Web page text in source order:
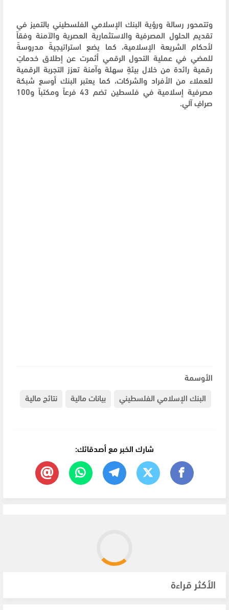
وتتمحور رسالة ورؤية البنك الإسلامي الفلسطيني بالتميز في
تقديم الحلول المصرفية والاستثمارية العصرية والآمنة وفقاً
لأحكام الشريعة الإسلامية، كما يضع استراتيجيةً مدروسةً
للمضي في عملية التحول الرقمي أثمرت عن إطلاق خدماتٍ
رقمية رائدة من خلال بيئةٍ سهلة وآمنة تعزز التجربة الرقمية
للعملاء من الأفراد والشركات، كما يعتبر البنك أوسع شبكة
مصرفية إسلامية في فلسطين تضم 43 فرعاً ومكتباً و100
صرافٍ آلي.
الأوسمة
البنك الإسلامي الفلسطيني
بيانات مالية نتائج مالية
شارك الخبر مع أصدقائك:
الأكثر قراءة